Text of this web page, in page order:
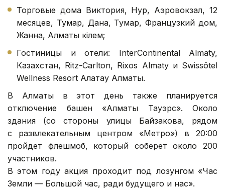
Торговые дома Виктория, Нур, Аэровокзал, 12
месяцев, Тумар, Дана, Тумар, Французкий дом,
Жанна, Алматы кілем;
Гостиницы и отели: InterContinental Almaty,
Казахстан, Ritz-Carlton, Rixos Almaty и Swissôtel
Wellness Resort Алатау Алматы.
В Алматы в этот день также планируется
отключение башен «Алматы Тауэрс». Около
здания (со стороны улицы Байзакова, рядом
с развлекательным центром «Метро») в 20:00
пройдет флешмоб, который соберет около 200
участников.
В этом году акция проходит под лозунгом «Час
Земли — Большой час, ради будущего и нас».